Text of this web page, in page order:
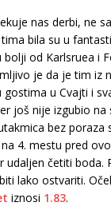
nas derbi, ne
bila su u
od Karlsruea i
je da je tim iz
u Cvajti i
još nije izgubio
bez
4. mestu pred
udaljen četiti
lako ostvariti.
iznosi 1.83.